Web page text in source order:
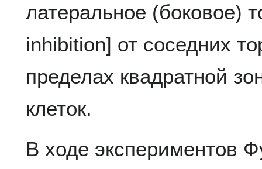
латеральное (боковое)
inhibition] от соседних
пределах квадратной
клеток.
В ходе экспериментов